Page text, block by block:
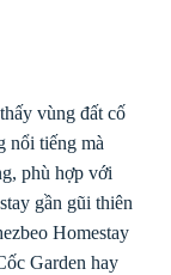
vùng đất cố
nổi tiếng mà
phù hợp với
gần gũi thiên
Homestay
Garden hay